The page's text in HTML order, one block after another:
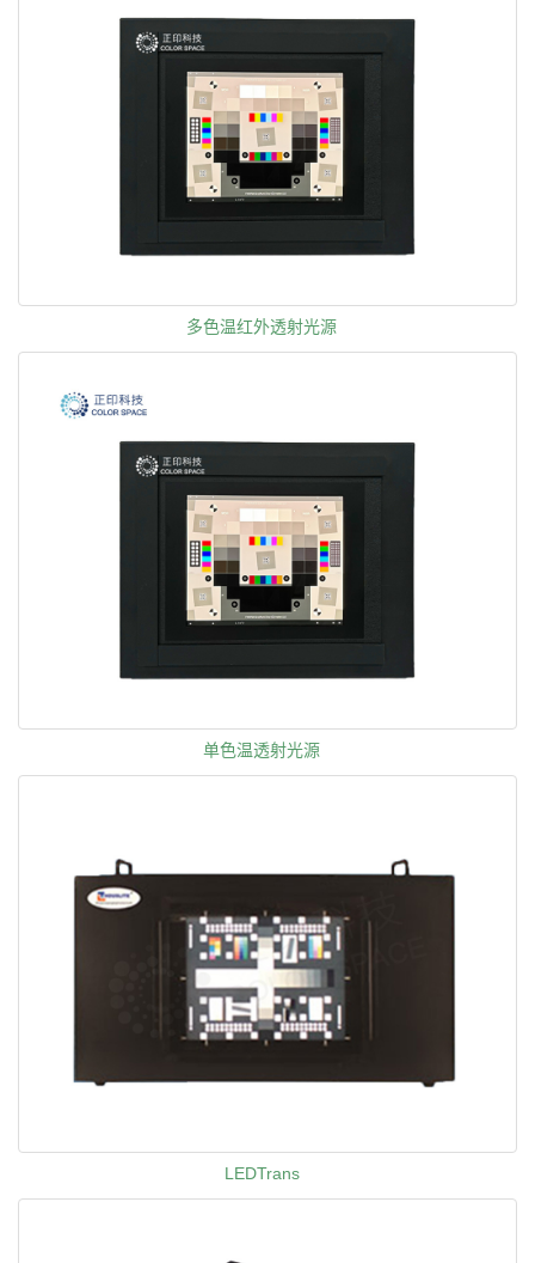
多色温红外透射光源
单色温透射光源
LEDTrans